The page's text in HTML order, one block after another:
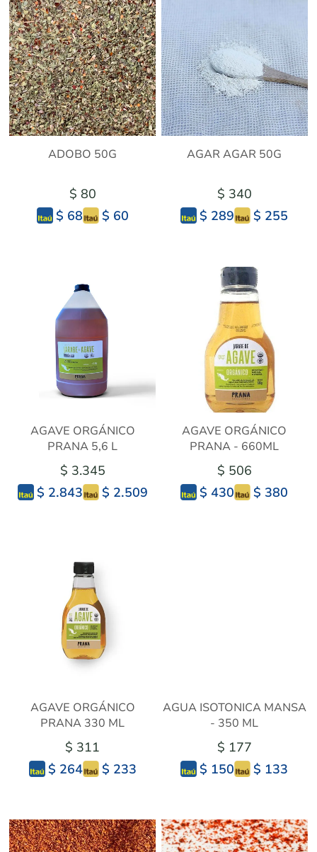
ADOBO 50G
$ 80
$ 68
$ 60
AGAR AGAR 50G
$ 340
$ 289
$ 255
AGAVE ORGÁNICO
PRANA 5,6 L
$ 3.345
$ 2.843
$ 2.509
AGAVE ORGÁNICO
PRANA - 660ML
$ 506
$ 430
$ 380
AGAVE ORGÁNICO
PRANA 330 ML
$ 311
$ 264
$ 233
AGUA ISOTONICA MANSA
- 350 ML
$ 177
$ 150
$ 133